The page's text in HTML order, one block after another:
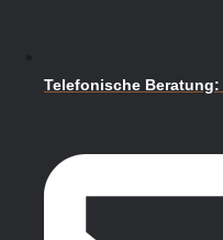
Telefonische Beratung: